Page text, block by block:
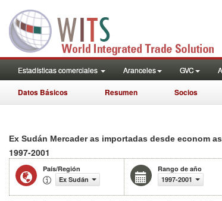
Estadísticas comerciales Aranceles GVC
Datos Básicos Resumen Socios
Ex Sudán Mercader as importadas desde econom
1997-2001
País/Región
Ex Sudán
Rango de año
1997-2001